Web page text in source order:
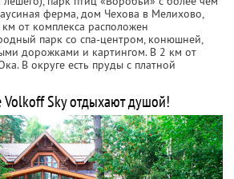
ферма, дом Чехова в Мелихово,
от комплекса расположен
парк со спа-центром, конюшней,
дорожками и картингом. В 2 км от
В округе есть пруды с платной
Volkoff Sky отдыхают душой!